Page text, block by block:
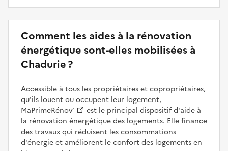
Comment les aides à la rénovation
énergétique sont-elles mobilisées à
Chadurie ?
Accessible à tous les propriétaires et copropriétaires,
qu'ils louent ou occupent leur logement,
MaPrimeRénov’
est le principal dispositif d'aide à
la rénovation énergétique des logements. Elle finance
des travaux qui réduisent les consommations
d'énergie et améliorent le confort des logements en